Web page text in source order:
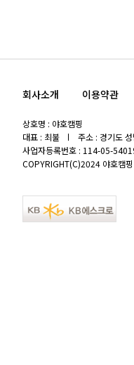
회사소개 이용약관
상호명 : 야호캠핑
대표 : 최불
주소 : 경기도
사업자등록번호 : 114-05-
COPYRIGHT(C)2024 야호캠핑